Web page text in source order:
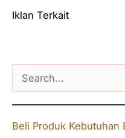
Iklan Terkait
e
rBeli Produk Kebutuhan